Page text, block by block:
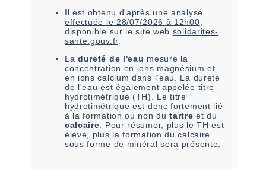
Il est obtenu d'après une analyse
effectuée le 28/07/2026 à 12h00
disponible sur le site web solidarites-
sante.gouv.fr.
La dureté de l'eau mesure la
concentration en ions magnésium et
en ions calcium dans l'eau. La dureté
de l'eau est également appelée titre
hydrotimétrique (TH). Le titre
hydrotimétrique est donc fortement lié
à la formation ou non dutartre et du
calcaire . Pour résumer, plus le TH est
élevé, plus la formation du calcaire
sous forme de minéral sera présente.